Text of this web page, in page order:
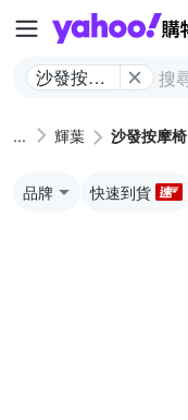
沙發按摩
輝葉 沙發按摩椅
品牌 快速到貨